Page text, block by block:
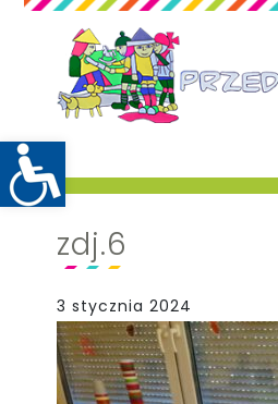
zdj.6
3 stycznia 2024